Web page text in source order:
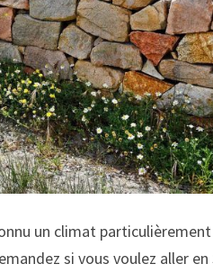
un climat
si vous voulez aller en